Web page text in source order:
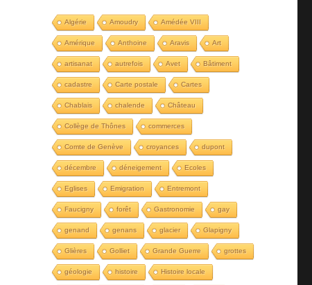
Algérie Amoudry Amédée VIII
Amérique Anthoine Aravis Art
artisanat autrefois Avet Bâtiment
cadastre Carte postale Cartes
Chablais chalende Château
Collège de Thônes commerces
Comte de Genève croyances dupont
décembre déneigement Ecoles
Eglises Emigration Entremont
Faucigny forêt Gastronomie gay
genand genans glacier Glapigny
Glières Golliet Grande Guerre grottes
géologie histoire Histoire locale